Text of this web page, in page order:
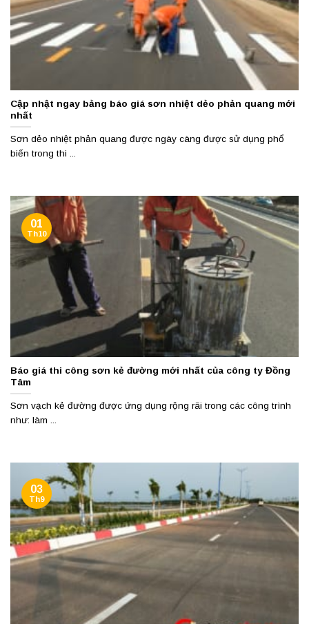
Cập nhật ngay bảng báo giá sơn nhiệt dẻo phản quang mới
nhất
Sơn dẻo nhiệt phản quang được ngày càng được sử dụng phổ
biến trong thi ...
Báo giá thi công sơn kẻ đường mới nhất của công ty Đồng
Tâm
Sơn vạch kẻ đường được ứng dụng rộng rãi trong các công trình
như: làm ...
01
Th10
03
Th9